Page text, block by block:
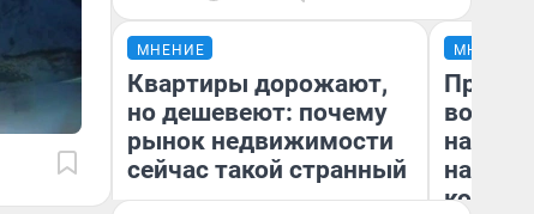
МНЕНИЕ
Квартиры дорожают,
но дешевеют: почему
рынок недвижимости
сейчас такой странный
МНЕНИЕ
нам